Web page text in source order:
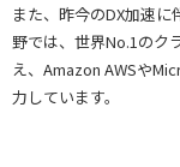
また、昨今のDX加速
野では、世界No.1のク
え、Amazon AWSや
力しています。